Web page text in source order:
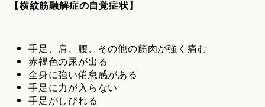
【横紋筋融解症の自覚症状】
手足、肩、腰、その他の筋肉が強く痛む
赤褐色の尿が出る
全身に強い倦怠感がある
手足に力が入らない
手足がしびれる